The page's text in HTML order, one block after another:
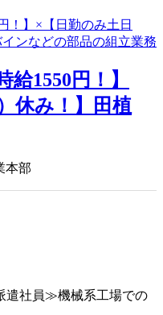
給1550円！】
休み！】田植
本部
遣社員≫機械系工場での